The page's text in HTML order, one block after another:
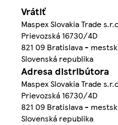
Vrátiť
Maspex Slovakia Trade
Prievozská 16730/4D
821 09 Bratislava -
Slovenská republika
Adresa distribútora
Maspex Slovakia Trade
Prievozská 16730/4D
821 09 Bratislava -
Slovenská republika